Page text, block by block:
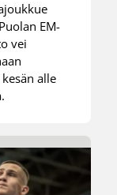
EM-
vei
alle